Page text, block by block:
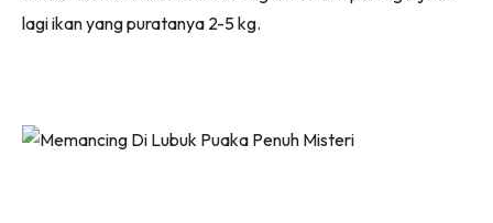
lagi ikan yang puratanya 2-5 kg.